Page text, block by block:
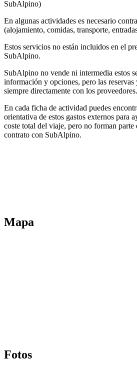
SubAlpino)
En algunas actividades es necesario
(alojamiento, comidas, transporte,
Estos servicios no están incluidos en el
SubAlpino.
SubAlpino no vende ni intermedia estos
información y opciones, pero las reservas
siempre directamente con los proveedores.
En cada ficha de actividad puedes
orientativa de estos gastos externos para
coste total del viaje, pero no forman parte
contrato con SubAlpino.
Mapa
Fotos